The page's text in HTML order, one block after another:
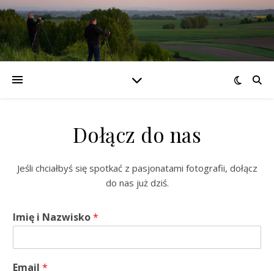
Dołącz do nas
Jeśli chciałbyś się spotkać z pasjonatami fotografii, dołącz
do nas już dziś.
Imię i Nazwisko*
Email *